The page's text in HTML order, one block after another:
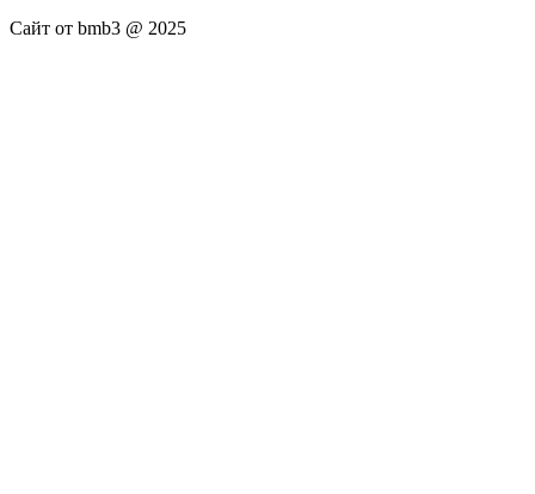
Сайт от bmb3 @ 2025